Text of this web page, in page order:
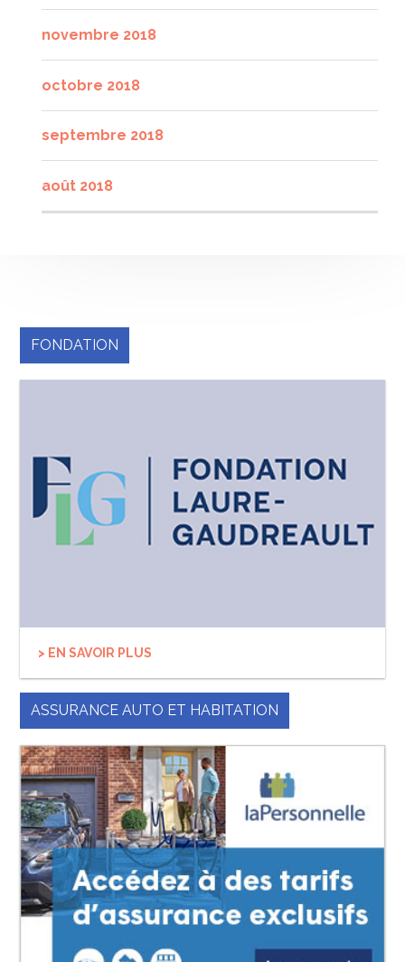
novembre 2018
octobre 2018
septembre 2018
août 2018
FONDATION
> EN SAVOIR PLUS
ASSURANCE AUTO ET HABITATION